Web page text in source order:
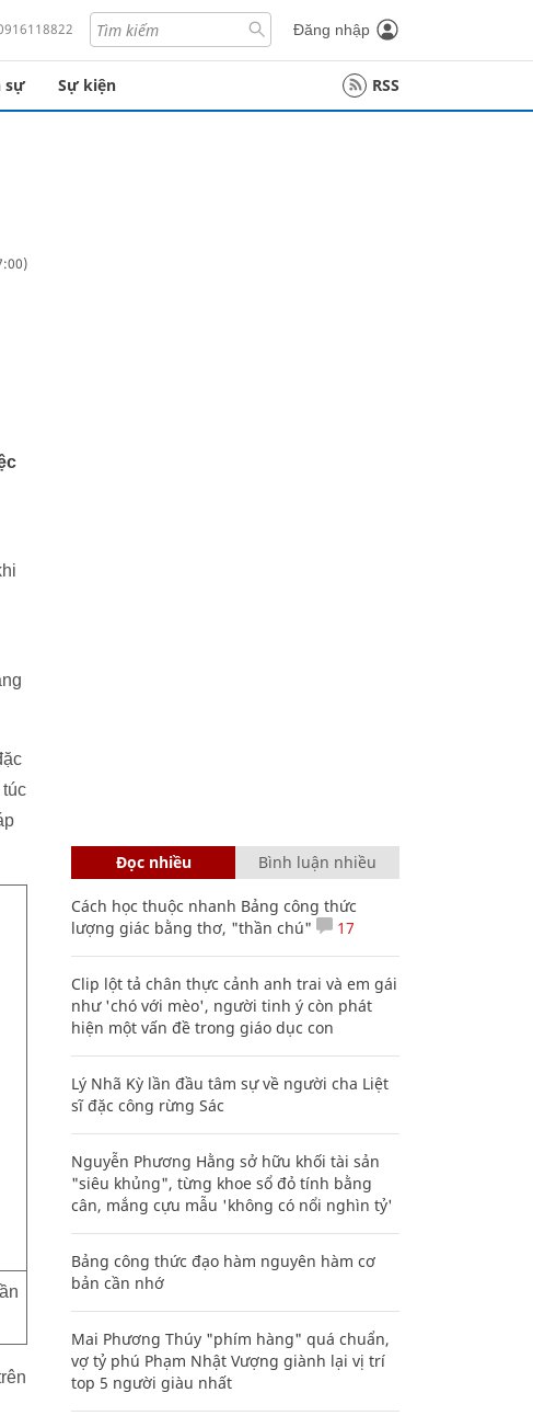
Đăng nhập
sự Sự kiện RSS
Đọc nhiều Bình luận nhiều
Cách học thuộc nhanh Bảng công thức
lượng giác bằng thơ, "thần chú"
17
Clip lột tả chân thực cảnh anh trai và em gái
như 'chó với mèo', người tinh ý còn phát
hiện một vấn đề trong giáo dục con
Lý Nhã Kỳ lần đầu tâm sự về người cha Liệt
sĩ đặc công rừng Sác
Nguyễn Phương Hằng sở hữu khối tài sản
"siêu khủng", từng khoe sổ đỏ tính bằng
cân, mắng cựu mẫu 'không có nổi nghìn tỷ'
Bảng công thức đạo hàm nguyên hàm cơ
bản cần nhớ
Mai Phương Thúy "phím hàng" quá chuẩn,
vợ tỷ phú Phạm Nhật Vượng giành lại vị trí
top 5 người giàu nhất